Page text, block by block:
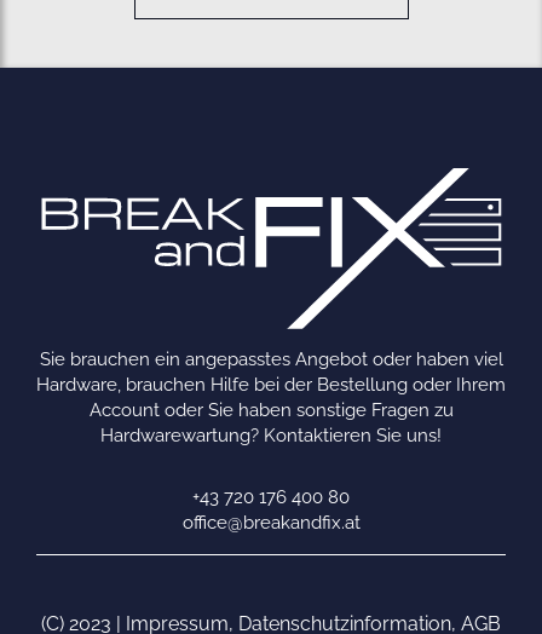
Sie brauchen ein angepasstes Angebot oder haben viel
Hardware, brauchen Hilfe bei der Bestellung oder Ihrem
Account oder Sie haben sonstige Fragen zu
Hardwarewartung? Kontaktieren Sie uns!
+43 720 176 400 80
office@breakandfix.at
(C) 2023 | Impressum, Datenschutzinformation, AGB